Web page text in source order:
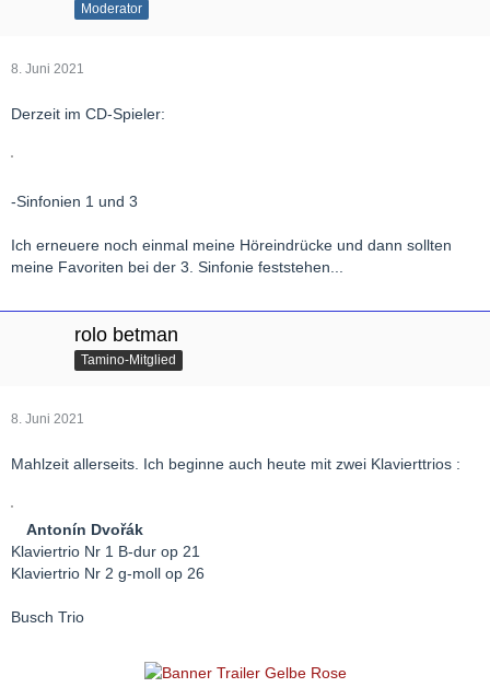
Moderator
8. Juni 2021
Derzeit im CD-Spieler:
-Sinfonien 1 und 3
Ich erneuere noch einmal meine Höreindrücke und dann sollten
meine Favoriten bei der 3. Sinfonie feststehen...
rolo betman
Tamino-Mitglied
8. Juni 2021
Mahlzeit allerseits. Ich beginne auch heute mit zwei Klavierttrios :
Antonín Dvořák
Klaviertrio Nr 1 B-dur op 21
Klaviertrio Nr 2 g-moll op 26
Busch Trio